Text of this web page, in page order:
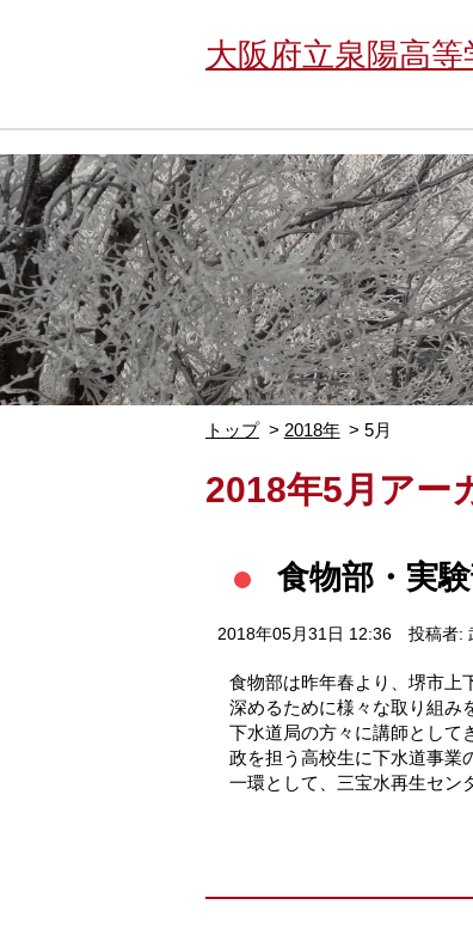
大阪府立泉陽高等
トップ 2018年 5月
2018年5月アー
食物部・実
2018年05月31日 12:36 投稿者:
食物部は昨年春より、堺市上
深めるために様々な取り組み
下水道局の方々に講師として
政を担う高校生に下水道事業
一環として、三宝水再生セン